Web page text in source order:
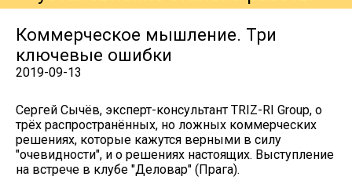
Коммерческое мышление. Три
ключевые ошибки
2019-09-13
Сергей Сычёв, эксперт-консультант TRIZ-RI Group, о
трёх распространённых, но ложных коммерческих
решениях, которые кажутся верными в силу
"очевидности", и о решениях настоящих. Выступление
на встрече в клубе "Деловар" (Прага).